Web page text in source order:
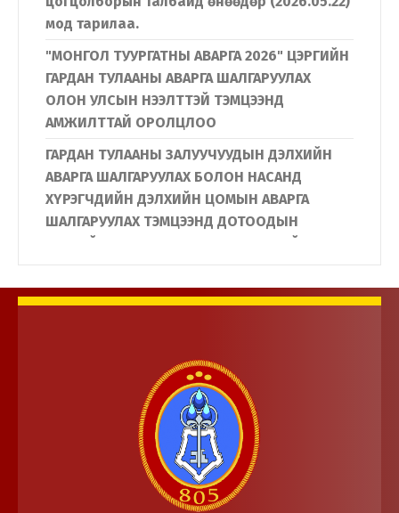
мод тарилаа.
"МОНГОЛ ТУУРГАТНЫ АВАРГА 2026" ЦЭРГИЙН
ГАРДАН ТУЛААНЫ АВАРГА ШАЛГАРУУЛАХ
ОЛОН УЛСЫН НЭЭЛТТЭЙ ТЭМЦЭЭНД
АМЖИЛТТАЙ ОРОЛЦЛОО
ГАРДАН ТУЛААНЫ ЗАЛУУЧУУДЫН ДЭЛХИЙН
АВАРГА ШАЛГАРУУЛАХ БОЛОН НАСАНД
ХҮРЭГЧДИЙН ДЭЛХИЙН ЦОМЫН АВАРГА
ШАЛГАРУУЛАХ ТЭМЦЭЭНД ДОТООДЫН
ЦЭРГИЙН АЛБА ХААГЧИД АМЖИЛТТАЙ